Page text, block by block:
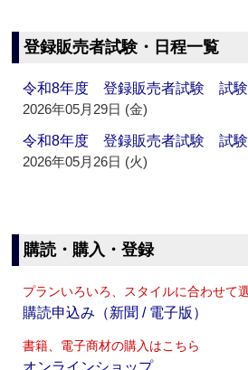
登録販売者試験・日程一覧
令和8年度 登録販売者試験 試
2026年05月29日 (金)
令和8年度 登録販売者試験 試
2026年05月26日 (火)
購読・購入・登録
プランいろいろ、スタイルに合わせて
購読申込み（新聞 / 電子版）
書籍、電子商材の購入はこちら